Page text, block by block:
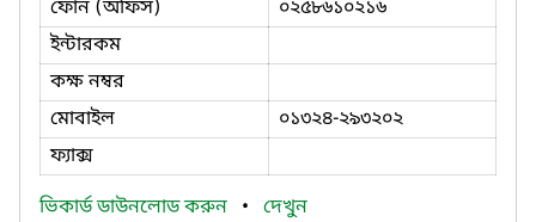
ফোন (অফিস)
০২৫৮৬১০২১৬
ইন্টারকম
কক্ষ নম্বর
মোবাইল
০১৩২৪-২৯৩২০২
ফ্যাক্স
ভিকার্ড ডাউনলোড করুন • দেখুন